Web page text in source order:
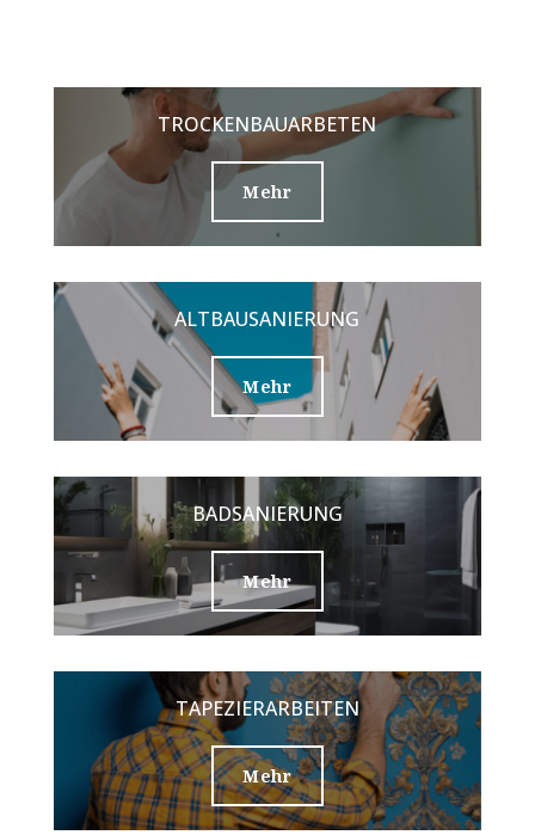
TROCKENBAUARBETEN
Mehr
ALTBAUSANIERUNG
Mehr
BADSANIERUNG
Mehr
TAPEZIERARBEITEN
Mehr